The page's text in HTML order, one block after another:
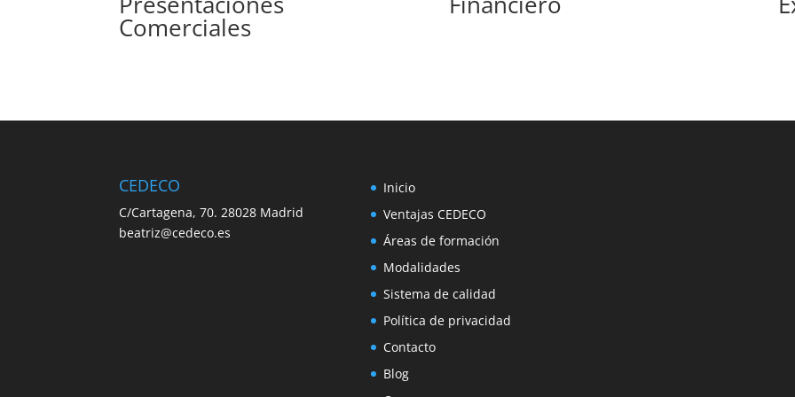
Comerciales
CEDECO
C/Cartagena, 70. 28028 Madrid
beatriz@cedeco.es
Inicio
Ventajas CEDECO
Áreas de formación
Modalidades
Sistema de calidad
Política de privacidad
Contacto
Blog